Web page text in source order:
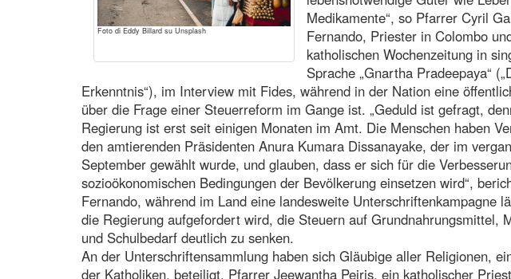
Foto di Eddy Billard su Unsplash
Medikamente“, so Pfarrer Cyril
Fernando, Priester in Colombo
katholischen Wochenzeitung in
Sprache „Gnartha Pradeepaya“
Erkenntnis“), im Interview mit Fides, während in der Nation eine
über die Frage einer Steuerreform im Gange ist. „Geduld ist gefragt,
Regierung ist erst seit einigen Monaten im Amt. Die Menschen haben
den amtierenden Präsidenten Anura Kumara Dissanayake, der im
September gewählt wurde, und glauben, dass er sich für die
sozioökonomischen Bedingungen der Bevölkerung einsetzen wird“,
Fernando, während im Land eine landesweite Unterschriftenkampagne
die Regierung aufgefordert wird, die Steuern auf Grundnahrungsmittel,
und Schulbedarf deutlich zu senken.
An der Unterschriftensammlung haben sich Gläubige aller Religionen,
der Katholiken, beteiligt. Pfarrer Jeewantha Peiris, ein katholischer